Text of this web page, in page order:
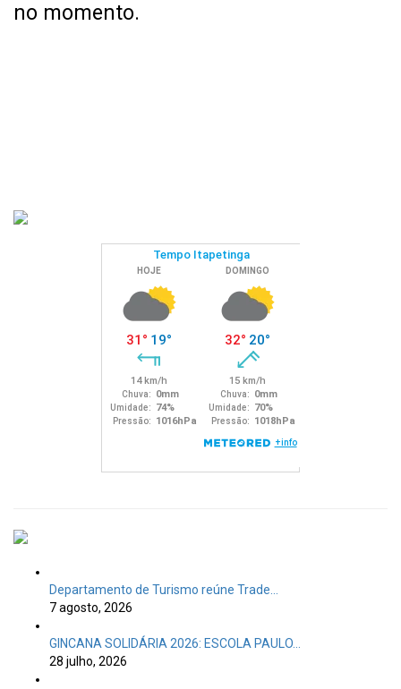
no momento.
Departamento de Turismo reúne Trade…
7 agosto, 2026
GINCANA SOLIDÁRIA 2026: ESCOLA PAULO…
28 julho, 2026